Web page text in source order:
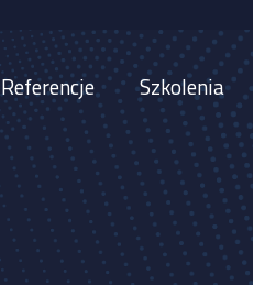
Referencje Szkolenia